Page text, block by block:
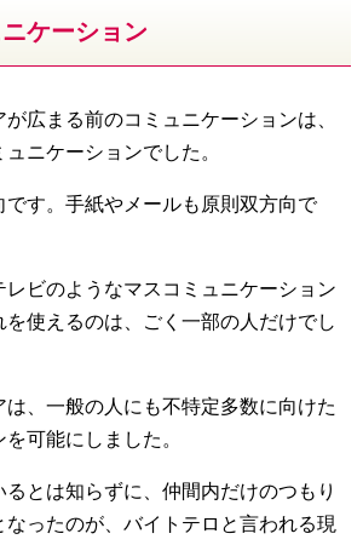
ケーション
広まる前のコミュニケーションは、
ニケーションでした。
です。手紙やメールも原則双方向で
ビのようなマスコミュニケーション
使えるのは、ごく一部の人だけでし
は、一般の人にも不特定多数に向けた
可能にしました。
とは知らずに、仲間内だけのつもり
ったのが、バイトテロと言われる現